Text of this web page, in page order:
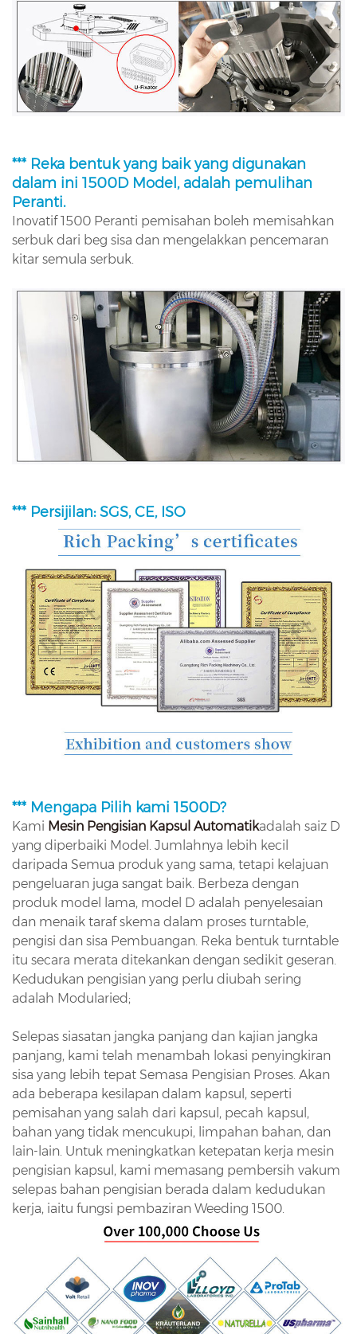
*** Reka bentuk yang baik yang digunakan
dalam ini 1500D Model, adalah pemulihan
Peranti.
Inovatif 1500 Peranti pemisahan boleh memisahkan
serbuk dari beg sisa dan mengelakkan pencemaran
kitar semula serbuk.
*** Persijilan: SGS, CE, ISO
*** Mengapa Pilih kami 1500D?
Kami Mesin Pengisian Kapsul Automatikadalah saiz D
yang diperbaiki Model. Jumlahnya lebih kecil
daripada Semua produk yang sama, tetapi kelajuan
pengeluaran juga sangat baik. Berbeza dengan
produk model lama, model D adalah penyelesaian
dan menaik taraf skema dalam proses turntable,
pengisi dan sisa Pembuangan. Reka bentuk turntable
itu secara merata ditekankan dengan sedikit geseran.
Kedudukan pengisian yang perlu diubah sering
adalah Modularied;
Selepas siasatan jangka panjang dan kajian jangka
panjang, kami telah menambah lokasi penyingkiran
sisa yang lebih tepat Semasa Pengisian Proses. Akan
ada beberapa kesilapan dalam kapsul, seperti
pemisahan yang salah dari kapsul, pecah kapsul,
bahan yang tidak mencukupi, limpahan bahan, dan
lain-lain. Untuk meningkatkan ketepatan kerja mesin
pengisian kapsul, kami memasang pembersih vakum
selepas bahan pengisian berada dalam kedudukan
kerja, iaitu fungsi pembaziran Weeding 1500.